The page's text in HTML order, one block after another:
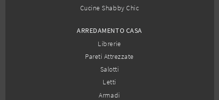
Cucine Shabby Chic
ARREDAMENTO CASA
Librerie
Pareti Attrezzate
Salotti
Letti
Armadi